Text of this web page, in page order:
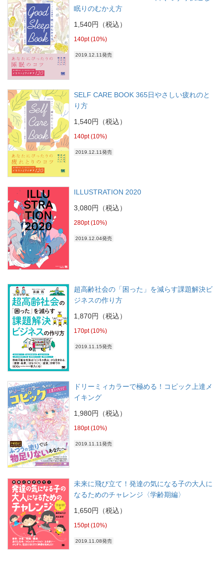
眠りのむかえ方
1,540円（税込）
140pt (10%)
2019.12.11発売
SELF CARE BOOK 365日やさしい疲れのと
り方
1,540円（税込）
140pt (10%)
2019.12.11発売
ILLUSTRATION 2020
3,080円（税込）
280pt (10%)
2019.12.04発売
超高齢社会の「困った」を減らす課題解決ビ
ジネスの作り方
1,870円（税込）
170pt (10%)
2019.11.15発売
ドリーミィカラーで極める！コピック上達メ
イキング
1,980円（税込）
180pt (10%)
2019.11.11発売
未来に飛び立て！発達の気になる子の大人に
なるためのチャレンジ〈学齢期編〉
1,650円（税込）
150pt (10%)
2019.11.08発売